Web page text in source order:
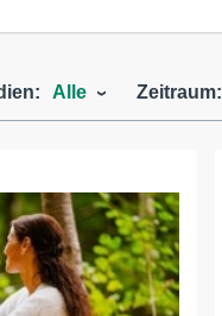
Alle Zeitraum: